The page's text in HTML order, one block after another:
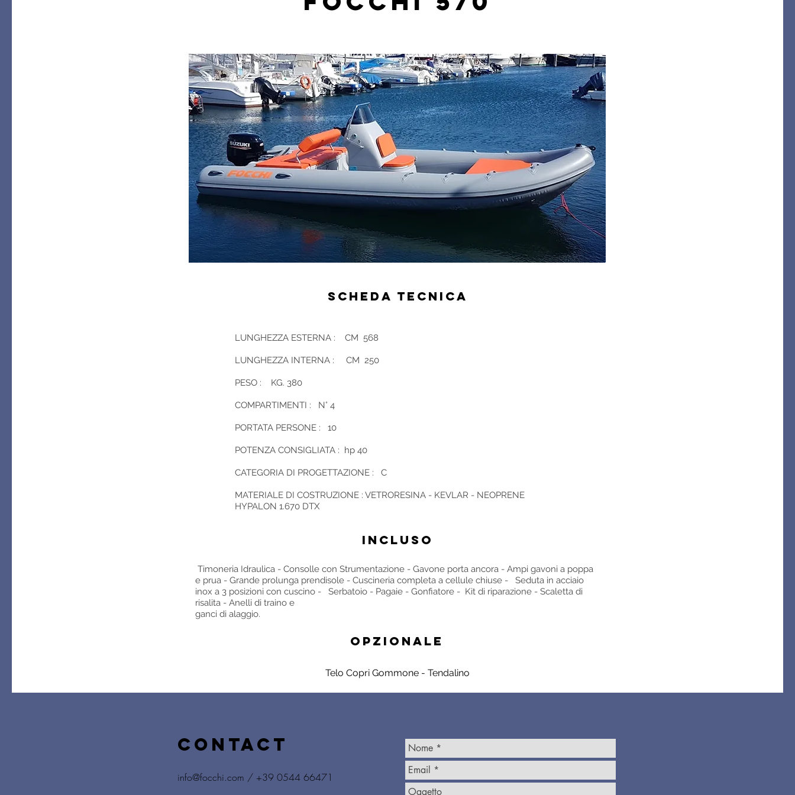
SCHEDA TECNICA
LUNGHEZZA ESTERNA : CM 568
LUNGHEZZA INTERNA : CM 250
PESO : KG. 380
COMPARTIMENTI : N° 4
PORTATA PERSONE : 10
POTENZA CONSIGLIATA : hp 40
CATEGORIA DI PROGETTAZIONE : C
MATERIALE DI COSTRUZIONE : VETRORESINA - KEVLAR - NEOPRENE
HYPALON 1.670 DTX
INCLUSO
Timoneria Idraulica - Consolle con Strumentazione - Gavone porta ancora - Ampi gavoni a poppa
e prua - Grande prolunga prendisole - Cuscineria completa a cellule chiuse - Seduta in acciaio
inox a 3 posizioni con cuscino - Serbatoio - Pagaie - Gonfiatore - Kit di riparazione - Scaletta di
risalita - Anelli di traino e
ganci di alaggio.
OPZIONALE
Telo Copri Gommone - Tendalino
CONTACT
info@focchi.com / +39 0544 66471